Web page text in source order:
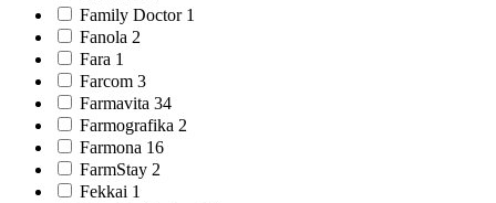
Family Doctor 1
Fanola 2
Fara 1
Farcom 3
Farmavitа 34
Farmografika 2
Farmona 16
FarmStay 2
Fekkai 1